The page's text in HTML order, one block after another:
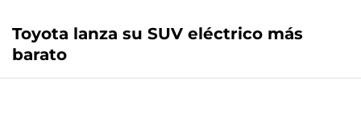
Toyota lanza su SUV eléctrico más
barato